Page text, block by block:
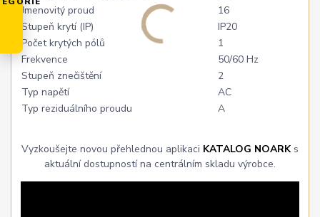
Jmenovitý proud
16
Stupeň krytí (IP)
IP20
Počet krytých pólů
1
Frekvence
50/60 Hz
Stupeň znečištění
2
Typ napětí
AC
Typ reziduálního proudu
A
Vyzkoušejte novou přehlednou aplikaci KATALOG NOARKs
aktuální dostupností na centrálním skladu výrobce.